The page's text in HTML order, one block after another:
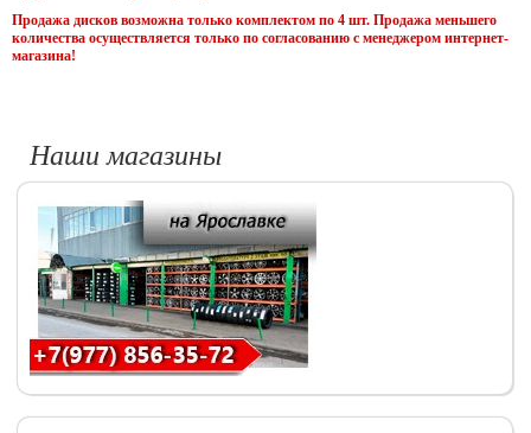
Продажа дисков возможна только комплектом по 4 шт. Продажа меньшего
количества осуществляется только по согласованию с менеджером интернет-
магазина!
Наши магазины